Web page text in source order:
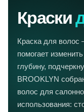
Краски
Краска для волос
помогает
глубину,
BROOKLYN
волос для
использования: